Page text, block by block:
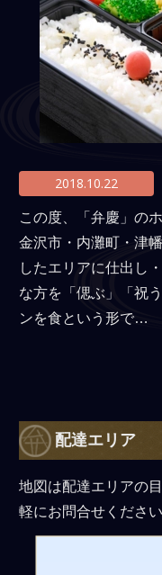
2018.10.22
この度、「弁慶」の
金沢市・内灘町・津
したエリアに仕出し
な方を「偲ぶ」「祝
ンを食という形で…
配達エリア
地図は配達エリアの
軽にお問合せください